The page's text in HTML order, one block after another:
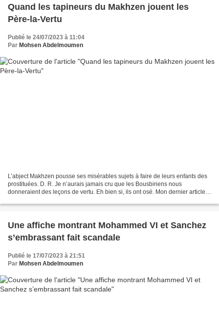
Quand les tapineurs du Makhzen jouent les
Père-la-Vertu
Publié le 24/07/2023 à 11:04
Par Mohsen Abdelmoumen
L’abject Makhzen pousse ses misérables sujets à faire de leurs enfants des
prostituées. D. R. Je n’aurais jamais cru que les Bousbiriens nous
donneraient des leçons de vertu. Eh bien si, ils ont osé. Mon dernier article
Une affiche montrant Mohammed VI et Sanchez
s’embrassant fait scandale
Publié le 17/07/2023 à 21:51
Par Mohsen Abdelmoumen